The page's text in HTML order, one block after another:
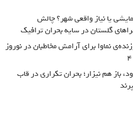
یا نیاز واقعی شهر؟ چالش
گلستان در سایه بحران ترافیک
نماوا برای آرامش مخاطبان در نوروز
باز هم نیزار؛ بحران تکراری در قاب